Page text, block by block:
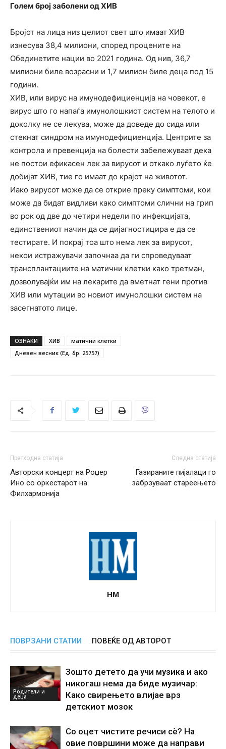
Голем број заболени од ХИВ
Бројот на лица низ целиот свет што имаат ХИВ
изнесува 38,4 милиони, според процените на
Обединетите нации во 2021 година. Од нив, 36,7
милиони биле возрасни и 1,7 милион биле деца под 15
години.
ХИВ, или вирус на имунодефициенција на човекот, е
вирус што го напаѓа имунолошкиот систем на телото и
доколку не се лекува, може да доведе до сида или
стекнат синдром на имунодефициенција. Центрите за
контрола и превенција на болести забележуваат дека
не постои ефикасен лек за вирусот и откако луѓето ќе
добијат ХИВ, тие го имаат до крајот на животот.
Иако вирусот може да се открие преку симптоми, кои
може да бидат видливи како симптоми слични на грип
во рок од две до четири недели по инфекцијата,
единствениот начин да се дијагностицира е да се
тестирате. И покрај тоа што нема лек за вирусот,
некои истражувачи започнаа да ги спроведуваат
трансплантациите на матични клетки како третман,
дозволувајќи им на лекарите да вметнат гени против
ХИВ или мутации во новиот имунолошки систем на
засегнатото лице.
ОЗНАКИ ХИВ
матични клетки
Дневен весник (Ед. бр. 25757)
Претходна статија
Авторски концерт на Роџер
Ино со оркестарот на
Филхармонија
Следна статија
Газираните пијалаци го
забрзуваат стареењето
НМ
ПОВРЗАНИ СТАТИИ ПОВЕЌЕ ОД АВТОРОТ
Родители и
деца
Зошто детето да учи музика и ако
никогаш нема да биде музичар:
Како свирењето влијае врз
детскиот мозок
Со оцет чистите речиси сè? На
овие површини може да направи